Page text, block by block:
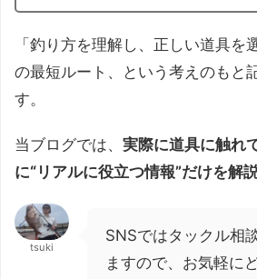
「釣り方を理解し、正しい道具を
の最短ルート、という考えのもと
す。
当ブログでは、 実際に道具に触れ
に“リアルに役立つ情報”だけを解
tsuki
SNSではタックル相
ますので、お気軽に